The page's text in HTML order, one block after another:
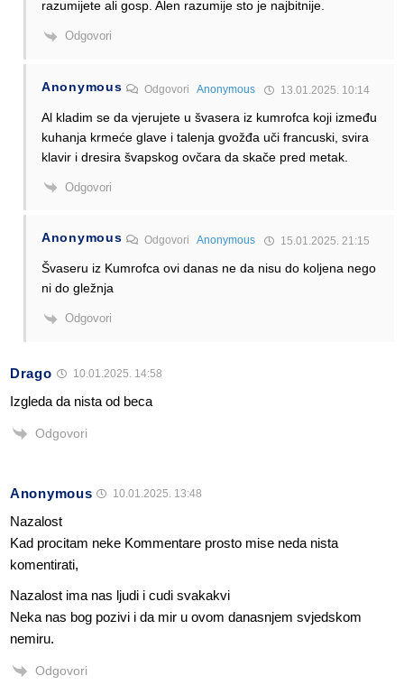
razumijete ali gosp. Alen razumije sto je najbitnije.
Odgovori
Anonymous OdgovoriAnonymous 13.01.2025. 10:14
Al kladim se da vjerujete u švasera iz kumrofca koji između
kuhanja krmeće glave i talenja gvožđa uči francuski, svira
klavir i dresira švapskog ovčara da skače pred metak.
Odgovori
Anonymous OdgovoriAnonymous 15.01.2025. 21:15
Švaseru iz Kumrofca ovi danas ne da nisu do koljena nego
ni do gležnja
Odgovori
Drago 10.01.2025. 14:58
Izgleda da nista od beca
Odgovori
Anonymous 10.01.2025. 13:48
Nazalost
Kad procitam neke Kommentare prosto mise neda nista
komentirati,
Nazalost ima nas ljudi i cudi svakakvi
Neka nas bog pozivi i da mir u ovom danasnjem svjedskom
nemiru.
Odgovori